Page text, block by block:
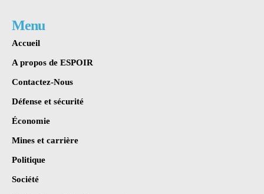
Menu
Accueil
A propos de ESPOIR
Contactez-Nous
Défense et sécurité
Économie
Mines et carrière
Politique
Société